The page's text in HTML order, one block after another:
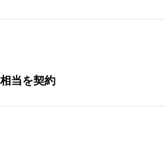
当を契約